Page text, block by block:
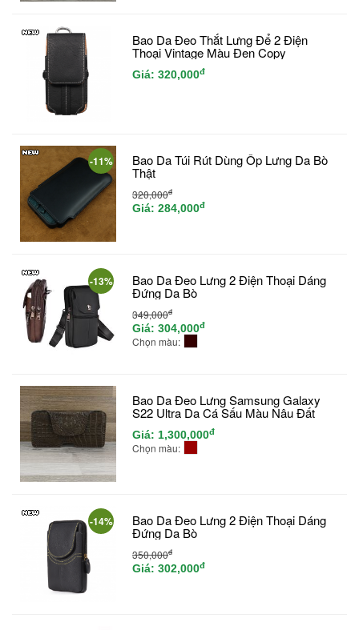
Bao Da Đeo Thắt Lưng Để 2 Điện
Thoại Vintage Màu Đen Copy
Giá: 320,000đ
-11% Bao Da Túi Rút Dùng Ốp Lưng Da Bò
Thật
320,000đ
Giá: 284,000đ
-13% Bao Da Đeo Lưng 2 Điện Thoại Dáng
Đứng Da Bò
349,000đ
Giá: 304,000đ
Chọn màu:
Bao Da Đeo Lưng Samsung Galaxy
S22 Ultra Da Cá Sấu Màu Nâu Đất
Giá: 1,300,000đ
Chọn màu:
-14% Bao Da Đeo Lưng 2 Điện Thoại Dáng
Đứng Da Bò
350,000đ
Giá: 302,000đ